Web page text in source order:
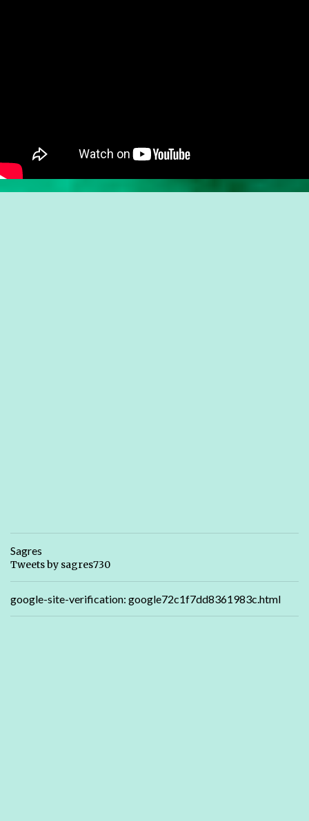
Sagres
Tweets by sagres730
google-site-verification: google72c1f7dd8361983c.html